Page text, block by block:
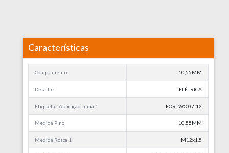
Características
Comprimento 10,55MM
Detalhe ELÉTRICA
Etiqueta - Aplicação Linha 1 FORTWO 07-12
Medida Pino 10,55MM
Medida Rosca 1 M12x1,5